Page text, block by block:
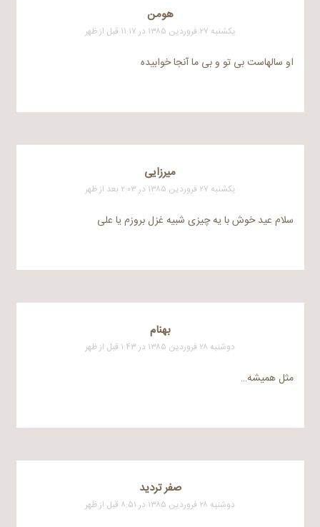
هومن
یکشنبه ۲۷ فروردین ۱۳۸۵ در ۱۱:۱۷ قبل از ظهر
او سالهاست بی تو و بی ما آنجا خوابیده
میرزایی
یکشنبه ۲۷ فروردین ۱۳۸۵ در ۲:۰۳ بعد از ظهر
سلام عید خوش با یه چیزی شبیه غزل بروزم یا علی
بهنام
دوشنبه ۲۸ فروردین ۱۳۸۵ در ۱:۴۳ قبل از ظهر
مثل همیشه…
صفر ترديد
دوشنبه ۲۸ فروردین ۱۳۸۵ در ۸:۵۱ قبل از ظهر